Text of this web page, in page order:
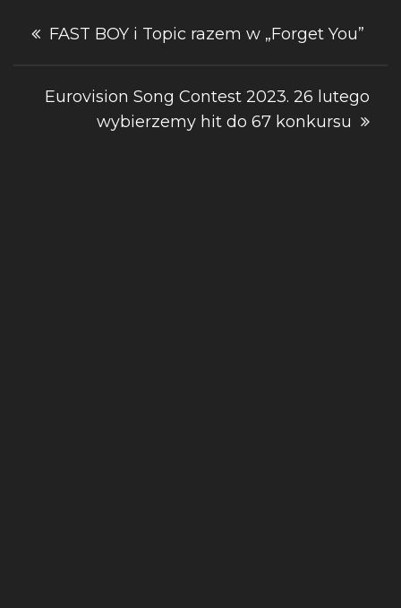
Nawigacja
FAST BOY i Topic razem w „Forget You”
Eurovision Song Contest 2023. 26 lutego
wybierzemy hit do 67 konkursu